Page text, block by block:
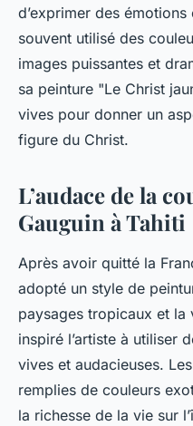
d’exprimer des
souvent utilisé des
images puissantes et
sa peinture "Le Christ
vives pour donner un
figure du Christ.
L’audace de la
Gauguin à Tahiti
Après avoir quitté la
adopté un style de
paysages tropicaux et la
inspiré l’artiste à utiliser
vives et audacieuses.
remplies de couleurs
la richesse de la vie sur